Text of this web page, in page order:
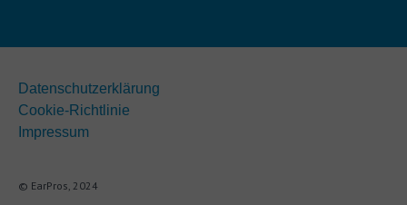
Datenschutzerklärung
Cookie-Richtlinie
Impressum
© EarPros, 2024